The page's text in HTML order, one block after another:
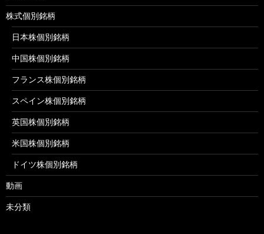
株式個別銘柄
日本株個別銘柄
中国株個別銘柄
フランス株個別銘柄
スペイン株個別銘柄
英国株個別銘柄
米国株個別銘柄
ドイツ株個別銘柄
動画
未分類